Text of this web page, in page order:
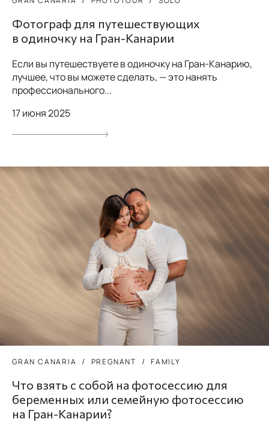
Фотограф для путешествующих
в одиночку на Гран-Канарии
Если вы путешествуете в одиночку на Гран-Канарию,
лучшее, что вы можете сделать, — это нанять
профессионального...
17 июня 2025
GRAN CANARIA PREGNANT FAMILY
Что взять с собой на фотосессию для
беременных или семейную фотосессию
на Гран-Канарии?